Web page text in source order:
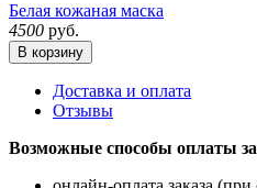
Белая кожаная маска
4500 руб.
В корзину
Доставка и оплата
Отзывы
Возможные способы оплаты